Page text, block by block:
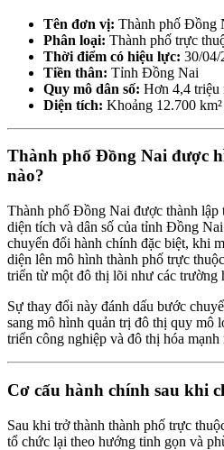
Tên đơn vị: Thành phố Đồng
Phân loại: Thành phố trực
Thời điểm có hiệu lực: 30/04/
Tiền thân: Tỉnh Đồng Nai
Quy mô dân số: Hơn 4,4 triệu
Diện tích: Khoảng 12.700 km²
Thành phố Đồng Nai được
nào?
Thành phố Đồng Nai được thành lập
diện tích và dân số của tỉnh Đồng
chuyển đổi hành chính đặc biệt, khi
diện lên mô hình thành phố trực
triển từ một đô thị lõi như các trường
Sự thay đổi này đánh dấu bước
sang mô hình quản trị đô thị quy mô
triển công nghiệp và đô thị hóa
Cơ cấu hành chính sau khi
Sau khi trở thành thành phố trực
tổ chức lại theo hướng tinh gọn và